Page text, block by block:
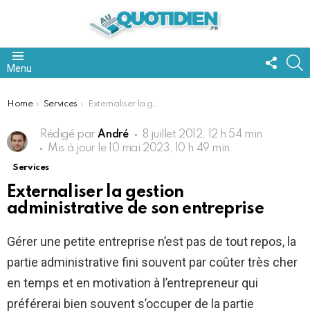
Menu
US
You are here:
Home Services Externaliser la gestion administrative de son entreprise
Rédigé par André
8 juillet 2012, 12 h 54 min
Mis à jour le 10 mai 2023, 10 h 49 min
Services
Externaliser la gestion
administrative de son entreprise
Gérer une petite entreprise n’est pas de tout repos, la
partie administrative fini souvent par coûter très cher
en temps et en motivation à l’entrepreneur qui
préférerai bien souvent s’occuper de la partie